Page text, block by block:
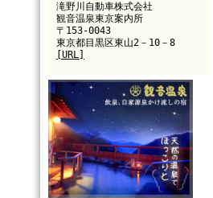
滝野川自動車株式会社
観音温泉東京案内所
〒153-0043
東京都目黒区東山2－10－8
[URL]